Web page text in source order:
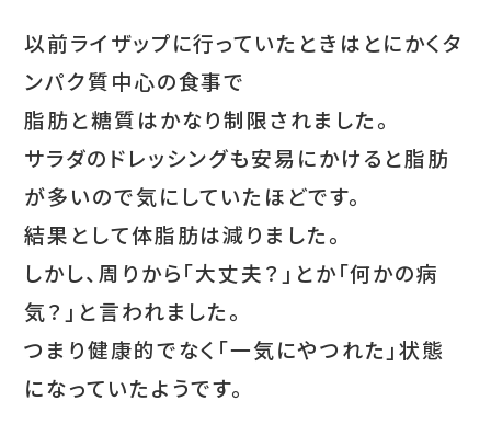
以前ライザップに行っていたときはとにかくタ
ンパク質中心の食事で
脂肪と糖質はかなり制限されました。
サラダのドレッシングも安易にかけると脂肪
が多いので気にしていたほどです。
結果として体脂肪は減りました。
しかし、周りから「大丈夫？」とか「何かの病
気？」と言われました。
つまり健康的でなく「一気にやつれた」状態
になっていたようです。